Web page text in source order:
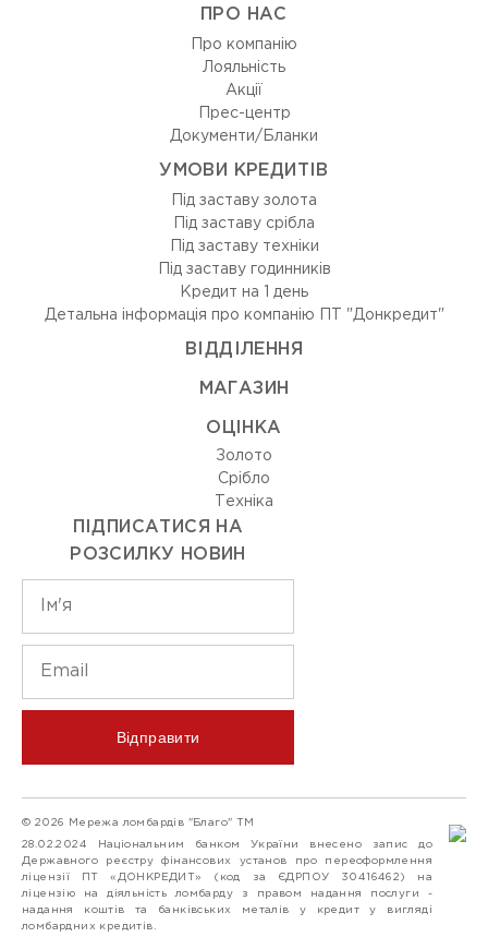
ПРО НАС
Про компанію
Лояльність
Акції
Прес-центр
Документи/Бланки
УМОВИ КРЕДИТІВ
Під заставу золота
Під заставу срібла
Під заставу техніки
Під заставу годинників
Кредит на 1 день
Детальна інформація про компанію ПТ "Донкредит"
ВIДДIЛЕННЯ
МАГАЗИН
ОЦIНКА
Золото
Срiбло
Технiка
ПІДПИСАТИСЯ НА
РОЗСИЛКУ НОВИН
Відправити
© 2026 Мережа ломбардів "Благо" ТМ
28.02.2024 Національним банком України внесено запис до
Державного реєстру фінансових установ про переоформлення
ліцензії ПТ «ДОНКРЕДИТ» (код за ЄДРПОУ 30416462) на
ліцензію на діяльність ломбарду з правом надання послуги -
надання коштів та банківських металів у кредит у вигляді
ломбардних кредитів.